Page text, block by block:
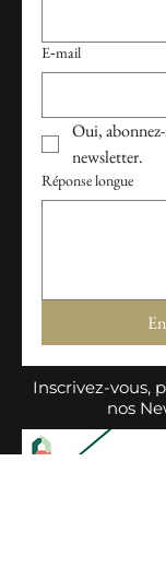
E‑mail
Oui,
newsletter.
Réponse longue
Inscrivez-vous,
nos